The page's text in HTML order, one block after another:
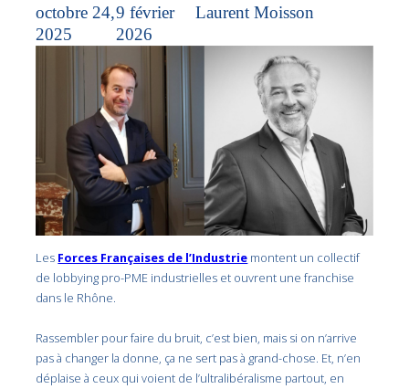
octobre 24,
2025
9 février
2026
Laurent Moisson
Les Forces Françaises de l’Industrie montent un collectif
de lobbying pro-PME industrielles et ouvrent une franchise
dans le Rhône.
Rassembler pour faire du bruit, c’est bien, mais si on n’arrive
pas à changer la donne, ça ne sert pas à grand-chose. Et, n’en
déplaise à ceux qui voient de l’ultralibéralisme partout, en